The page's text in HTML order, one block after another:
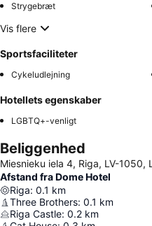
Strygebræt
Vis flere
Sportsfaciliteter
Cykeludlejning
Hotellets egenskaber
LGBTQ+-venligt
Beliggenhed
Miesnieku iela 4, Riga, LV-1050,
Afstand fra Dome Hotel
Riga: 0.1 km
Three Brothers: 0.1 km
Riga Castle: 0.2 km